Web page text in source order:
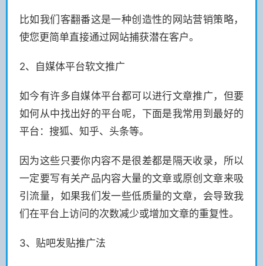
比如我们客翻番这是一种创造性的网站营销策略，
使您更简单直接通过网站捕获潜在客户。
2、自媒体平台软文推广
如今有许多自媒体平台都可以进行文章推广，但要
如何从中找出好的平台呢，下面是我常用到最好的
平台：搜狐、知乎、头条等。
因为这些只要你内容不是很差都是隔天收录，所以
一定要写有关产品内容大量的文章或原创文章来吸
引流量，如果我们发一些低质量的文章，会导致我
们在平台上访问的次数减少或增加文章的重复性。
3、贴吧发贴推广法